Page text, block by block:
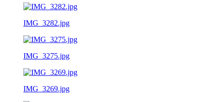
IMG_3282.jpg
IMG_3275.jpg
IMG_3269.jpg